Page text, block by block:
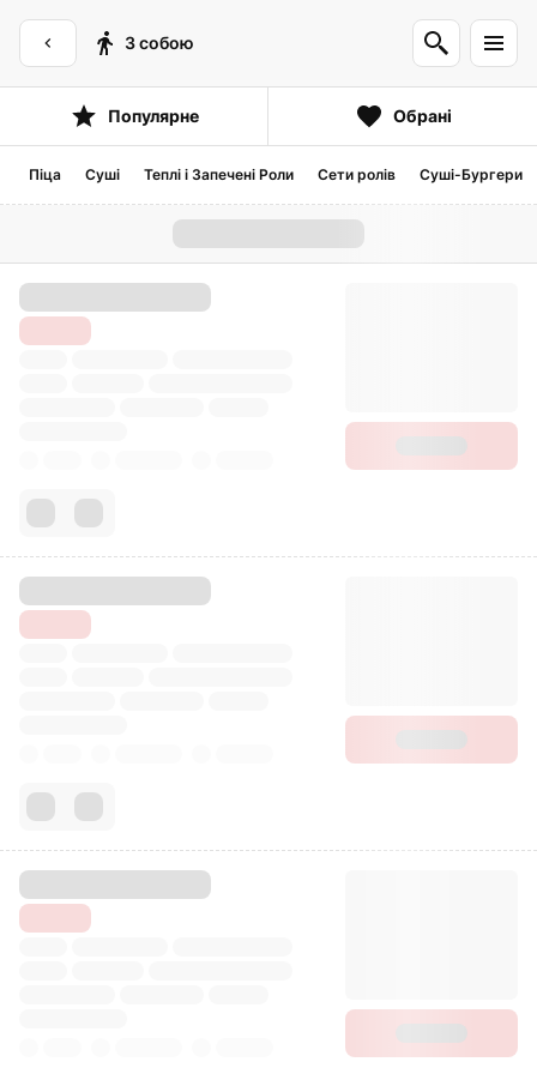
З собою
Популярне Обрані
Піца Суші Теплі і Запечені Роли Сети ролів Суші-Бургери